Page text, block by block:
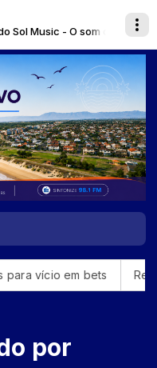
O som que vem dos oceanos
em bets
por